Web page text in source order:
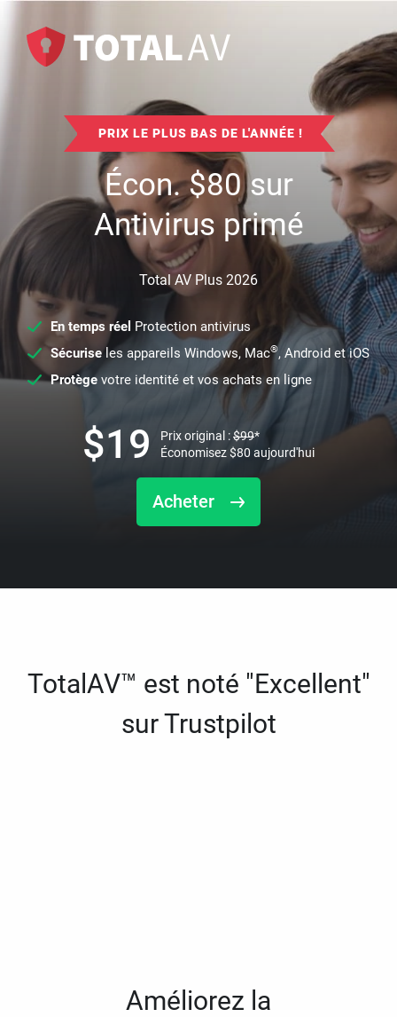
PRIX LE PLUS BAS DE L'ANNÉE !
Écon.$80sur
Antivirus primé
Total AV Plus 2026
En temps réel Protection antivirus
Sécuriseles appareils Windows, Mac®, Android et iOS
Protège votre identité et vos achats en ligne
Acheter
$19 Prix original :$99*
Économisez$80 aujourd'hui
TotalAV™ est noté "Excellent"
sur Trustpilot
Améliorez la